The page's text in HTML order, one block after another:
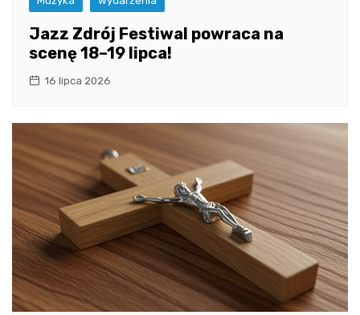
Jazz Zdrój Festiwal powraca na
scenę 18–19 lipca!
16 lipca 2026